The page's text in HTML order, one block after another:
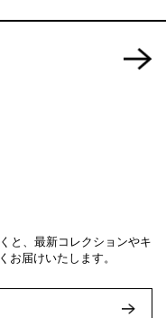
と、最新コレクションやキ
お届けいたします。